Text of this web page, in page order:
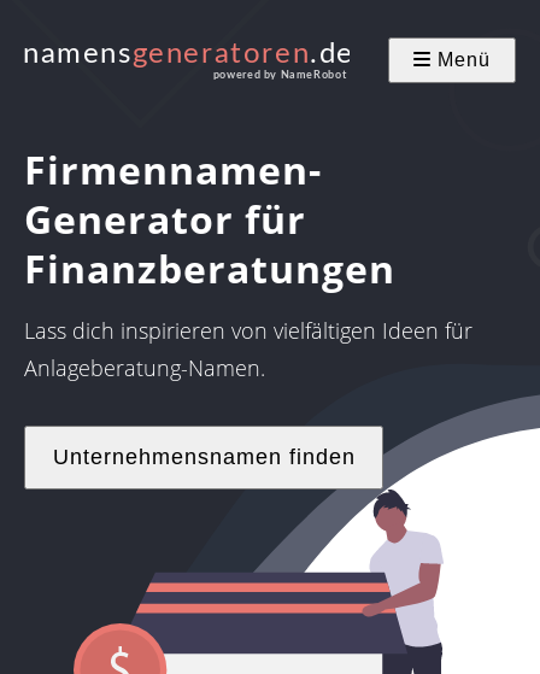
Menü
Firmennamen-
Generator für
Finanzberatungen
Lass dich inspirieren von vielfältigen Ideen für
Anlageberatung-Namen.
Unternehmensnamen finden